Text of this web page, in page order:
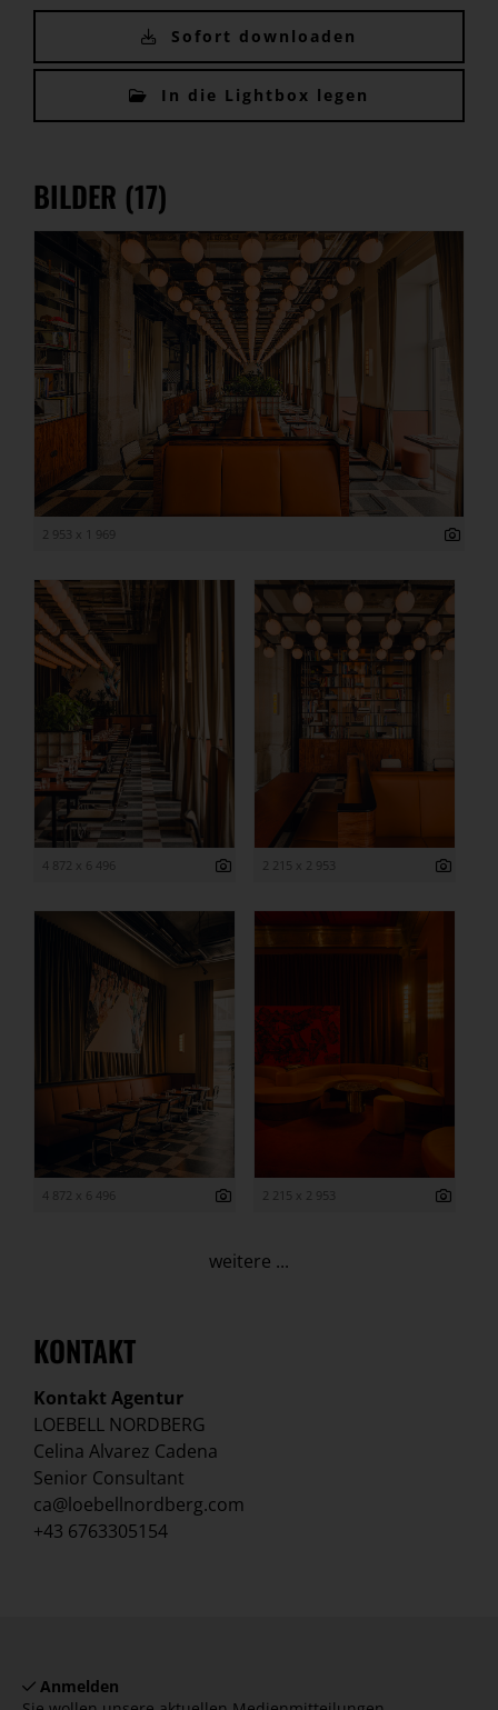
Sofort downloaden
In die Lightbox legen
BILDER (17)
2 953 x 1 969
4 872 x 6 496 2 215 x 2 953
4 872 x 6 496 2 215 x 2 953
weitere ...
KONTAKT
Kontakt Agentur
LOEBELL NORDBERG
Celina Alvarez Cadena
Senior Consultant
ca@loebellnordberg.com
+43 6763305154
Anmelden